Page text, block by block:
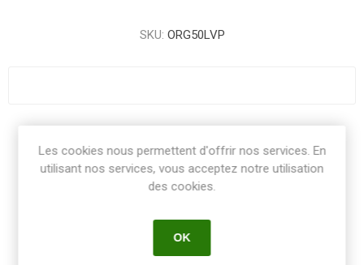
SKU: ORG50LVP
Les cookies nous permettent d'offrir nos services. En
utilisant nos services, vous acceptez notre utilisation
des cookies.
OK